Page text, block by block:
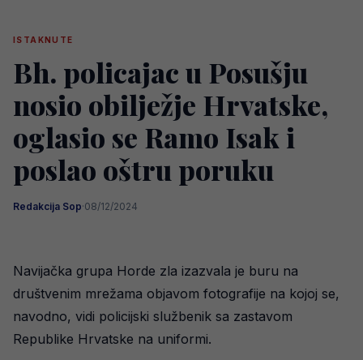
ISTAKNUTE
Bh. policajac u Posušju
nosio obilježje Hrvatske,
oglasio se Ramo Isak i
poslao oštru poruku
Redakcija Sop·08/12/2024
Navijačka grupa Horde zla izazvala je buru na
društvenim mrežama objavom fotografije na kojoj se,
navodno, vidi policijski službenik sa zastavom
Republike Hrvatske na uniformi.